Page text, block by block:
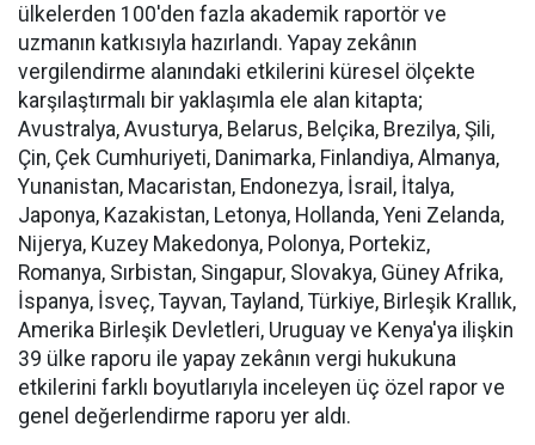
ülkelerden 100'den fazla akademik raportör ve
uzmanın katkısıyla hazırlandı. Yapay zekânın
vergilendirme alanındaki etkilerini küresel ölçekte
karşılaştırmalı bir yaklaşımla ele alan kitapta;
Avustralya, Avusturya, Belarus, Belçika, Brezilya, Şili,
Çin, Çek Cumhuriyeti, Danimarka, Finlandiya, Almanya,
Yunanistan, Macaristan, Endonezya, İsrail, İtalya,
Japonya, Kazakistan, Letonya, Hollanda, Yeni Zelanda,
Nijerya, Kuzey Makedonya, Polonya, Portekiz,
Romanya, Sırbistan, Singapur, Slovakya, Güney Afrika,
İspanya, İsveç, Tayvan, Tayland, Türkiye, Birleşik Krallık,
Amerika Birleşik Devletleri, Uruguay ve Kenya'ya ilişkin
39 ülke raporu ile yapay zekânın vergi hukukuna
etkilerini farklı boyutlarıyla inceleyen üç özel rapor ve
genel değerlendirme raporu yer aldı.